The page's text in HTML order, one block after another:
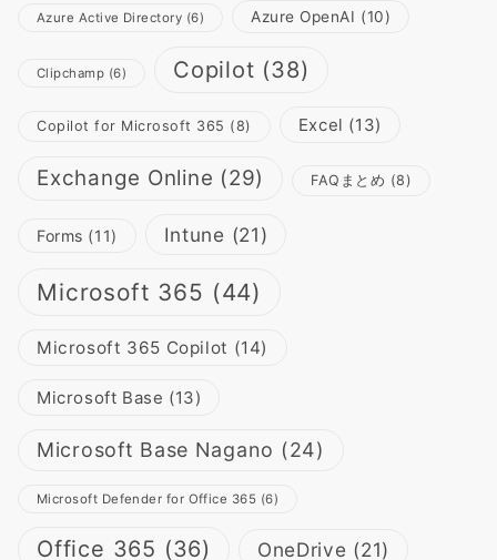
Azure Active Directory (6) Azure OpenAI (10)
Clipchamp (6) Copilot (38)
Copilot for Microsoft 365 (8) Excel (13)
Exchange Online (29) FAQまとめ (8)
Forms (11) Intune (21)
Microsoft 365 (44)
Microsoft 365 Copilot (14)
Microsoft Base (13)
Microsoft Base Nagano (24)
Microsoft Defender for Office 365 (6)
Office 365 (36) OneDrive (21)